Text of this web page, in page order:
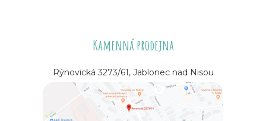
Kamenná prodejna
Rýnovická 3273/61, Jablonec nad Nisou